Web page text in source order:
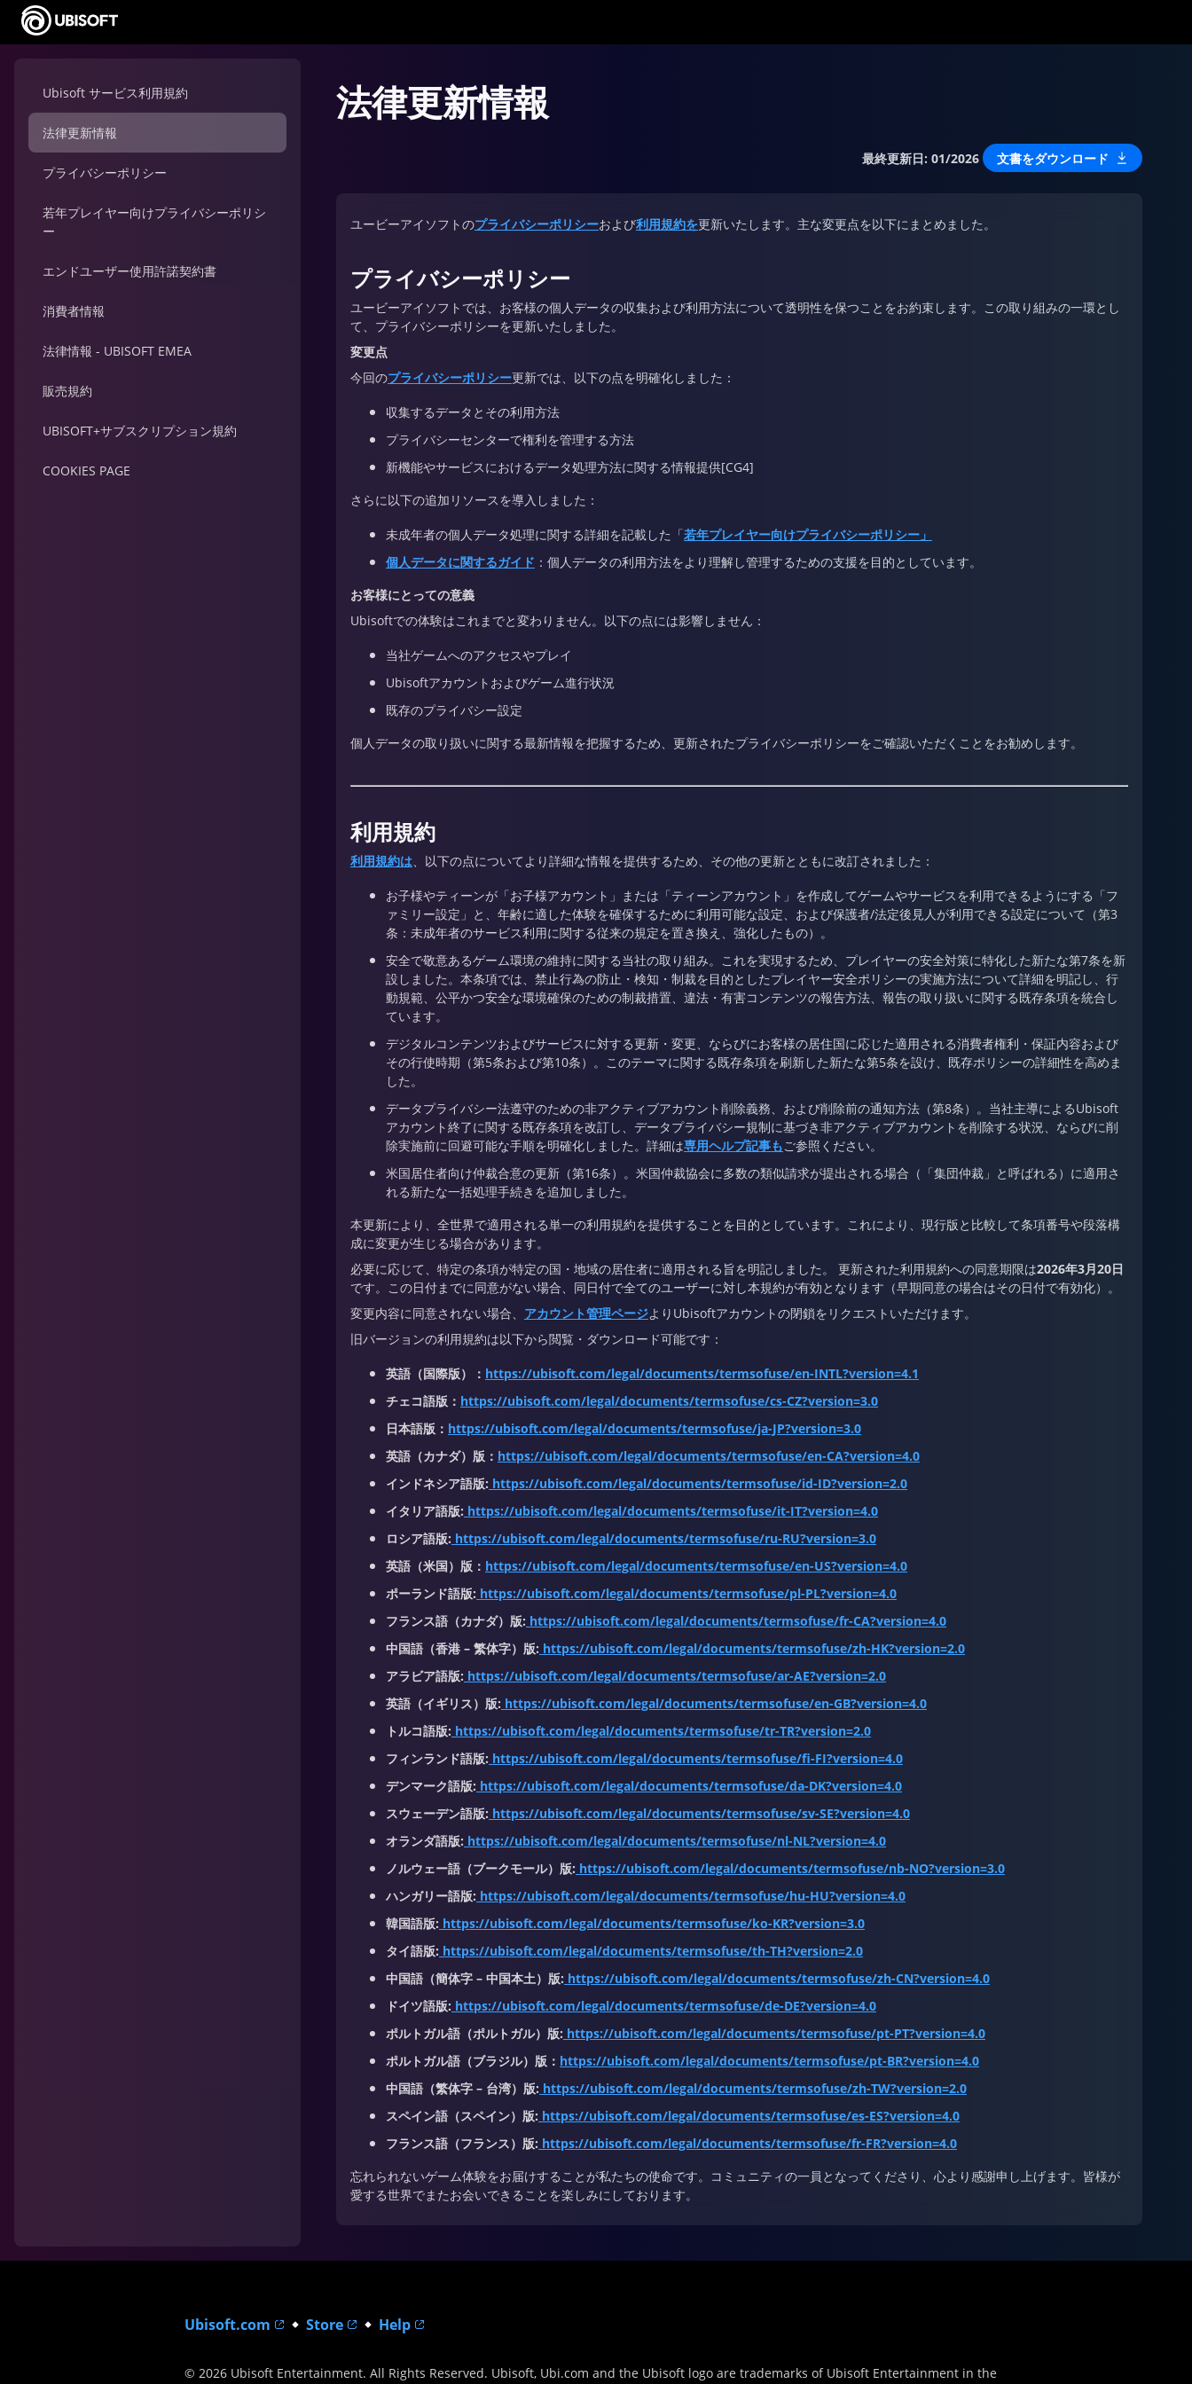
Ubisoft サービス利用規約
法律更新情報
プライバシーポリシー
若年プレイヤー向けプライバシーポリシ
ー
エンドユーザー使用許諾契約書
消費者情報
法律情報 - UBISOFT EMEA
販売規約
UBISOFT+サブスクリプション規約
COOKIES PAGE
法律更新情報
最終更新日: 01/2026 文書をダウンロード
ユービーアイソフトのプライバシーポリシーおよび利用規約を更新いたします。主な変更点を以下にまとめました。
プライバシーポリシー
ユービーアイソフトでは、お客様の個人データの収集および利用方法について透明性を保つことをお約束します。この取り組みの一環とし
て、プライバシーポリシーを更新いたしました。
変更点
今回のプライバシーポリシー更新では、以下の点を明確化しました：
収集するデータとその利用方法
プライバシーセンターで権利を管理する方法
新機能やサービスにおけるデータ処理方法に関する情報提供[CG4]
さらに以下の追加リソースを導入しました：
未成年者の個人データ処理に関する詳細を記載した「若年プレイヤー向けプライバシーポリシー」
個人データに関するガイド ：個人データの利用方法をより理解し管理するための支援を目的としています。
お客様にとっての意義
Ubisoftでの体験はこれまでと変わりません。以下の点には影響しません：
当社ゲームへのアクセスやプレイ
Ubisoftアカウントおよびゲーム進行状況
既存のプライバシー設定
個人データの取り扱いに関する最新情報を把握するため、更新されたプライバシーポリシーをご確認いただくことをお勧めします。
利用規約
利用規約は、以下の点についてより詳細な情報を提供するため、その他の更新とともに改訂されました：
お子様やティーンが「お子様アカウント」または「ティーンアカウント」を作成してゲームやサービスを利用できるようにする「フ
ァミリー設定」と、年齢に適した体験を確保するために利用可能な設定、および保護者/法定後見人が利用できる設定について（第3
条：未成年者のサービス利用に関する従来の規定を置き換え、強化したもの）。
安全で敬意あるゲーム環境の維持に関する当社の取り組み。これを実現するため、プレイヤーの安全対策に特化した新たな第7条を新
設しました。本条項では、禁止行為の防止・検知・制裁を目的としたプレイヤー安全ポリシーの実施方法について詳細を明記し、行
動規範、公平かつ安全な環境確保のための制裁措置、違法・有害コンテンツの報告方法、報告の取り扱いに関する既存条項を統合し
ています。
デジタルコンテンツおよびサービスに対する更新・変更、ならびにお客様の居住国に応じた適用される消費者権利・保証内容および
その行使時期（第5条および第10条）。このテーマに関する既存条項を刷新した新たな第5条を設け、既存ポリシーの詳細性を高めま
した。
データプライバシー法遵守のための非アクティブアカウント削除義務、および削除前の通知方法（第8条）。当社主導によるUbisoft
アカウント終了に関する既存条項を改訂し、データプライバシー規制に基づき非アクティブアカウントを削除する状況、ならびに削
除実施前に回避可能な手順を明確化しました。詳細は専用ヘルプ記事もご参照ください。
米国居住者向け仲裁合意の更新（第16条）。米国仲裁協会に多数の類似請求が提出される場合（「集団仲裁」と呼ばれる）に適用さ
れる新たな一括処理手続きを追加しました。
本更新により、全世界で適用される単一の利用規約を提供することを目的としています。これにより、現行版と比較して条項番号や段落構
成に変更が生じる場合があります。
必要に応じて、特定の条項が特定の国・地域の居住者に適用される旨を明記しました。 更新された利用規約への同意期限は2026年3月20日
です。この日付までに同意がない場合、同日付で全てのユーザーに対し本規約が有効となります（早期同意の場合はその日付で有効化）。
変更内容に同意されない場合、 アカウント管理ページよりUbisoftアカウントの閉鎖をリクエストいただけます。
旧バージョンの利用規約は以下から閲覧・ダウンロード可能です：
英語（国際版）： https://ubisoft.com/legal/documents/termsofuse/en-INTL?version=4.1
チェコ語版： https://ubisoft.com/legal/documents/termsofuse/cs-CZ?version=3.0
日本語版： https://ubisoft.com/legal/documents/termsofuse/ja-JP?version=3.0
英語（カナダ）版： https://ubisoft.com/legal/documents/termsofuse/en-CA?version=4.0
インドネシア語版: https://ubisoft.com/legal/documents/termsofuse/id-ID?version=2.0
イタリア語版: https://ubisoft.com/legal/documents/termsofuse/it-IT?version=4.0
ロシア語版: https://ubisoft.com/legal/documents/termsofuse/ru-RU?version=3.0
英語（米国）版： https://ubisoft.com/legal/documents/termsofuse/en-US?version=4.0
ポーランド語版: https://ubisoft.com/legal/documents/termsofuse/pl-PL?version=4.0
フランス語（カナダ）版: https://ubisoft.com/legal/documents/termsofuse/fr-CA?version=4.0
中国語（香港 – 繁体字）版: https://ubisoft.com/legal/documents/termsofuse/zh-HK?version=2.0
アラビア語版: https://ubisoft.com/legal/documents/termsofuse/ar-AE?version=2.0
英語（イギリス）版: https://ubisoft.com/legal/documents/termsofuse/en-GB?version=4.0
トルコ語版: https://ubisoft.com/legal/documents/termsofuse/tr-TR?version=2.0
フィンランド語版: https://ubisoft.com/legal/documents/termsofuse/fi-FI?version=4.0
デンマーク語版: https://ubisoft.com/legal/documents/termsofuse/da-DK?version=4.0
スウェーデン語版: https://ubisoft.com/legal/documents/termsofuse/sv-SE?version=4.0
オランダ語版: https://ubisoft.com/legal/documents/termsofuse/nl-NL?version=4.0
ノルウェー語（ブークモール）版: https://ubisoft.com/legal/documents/termsofuse/nb-NO?version=3.0
ハンガリー語版: https://ubisoft.com/legal/documents/termsofuse/hu-HU?version=4.0
韓国語版: https://ubisoft.com/legal/documents/termsofuse/ko-KR?version=3.0
タイ語版: https://ubisoft.com/legal/documents/termsofuse/th-TH?version=2.0
中国語（簡体字 – 中国本土）版: https://ubisoft.com/legal/documents/termsofuse/zh-CN?version=4.0
ドイツ語版: https://ubisoft.com/legal/documents/termsofuse/de-DE?version=4.0
ポルトガル語（ポルトガル）版: https://ubisoft.com/legal/documents/termsofuse/pt-PT?version=4.0
ポルトガル語（ブラジル）版： https://ubisoft.com/legal/documents/termsofuse/pt-BR?version=4.0
中国語（繁体字 – 台湾）版: https://ubisoft.com/legal/documents/termsofuse/zh-TW?version=2.0
スペイン語（スペイン）版: https://ubisoft.com/legal/documents/termsofuse/es-ES?version=4.0
フランス語（フランス）版: https://ubisoft.com/legal/documents/termsofuse/fr-FR?version=4.0
忘れられないゲーム体験をお届けすることが私たちの使命です。コミュニティの一員となってくださり、心より感謝申し上げます。皆様が
愛する世界でまたお会いできることを楽しみにしております。
Ubisoft.com Store Help
© 2026 Ubisoft Entertainment. All Rights Reserved. Ubisoft, Ubi.com and the Ubisoft logo are trademarks of Ubisoft Entertainment in the